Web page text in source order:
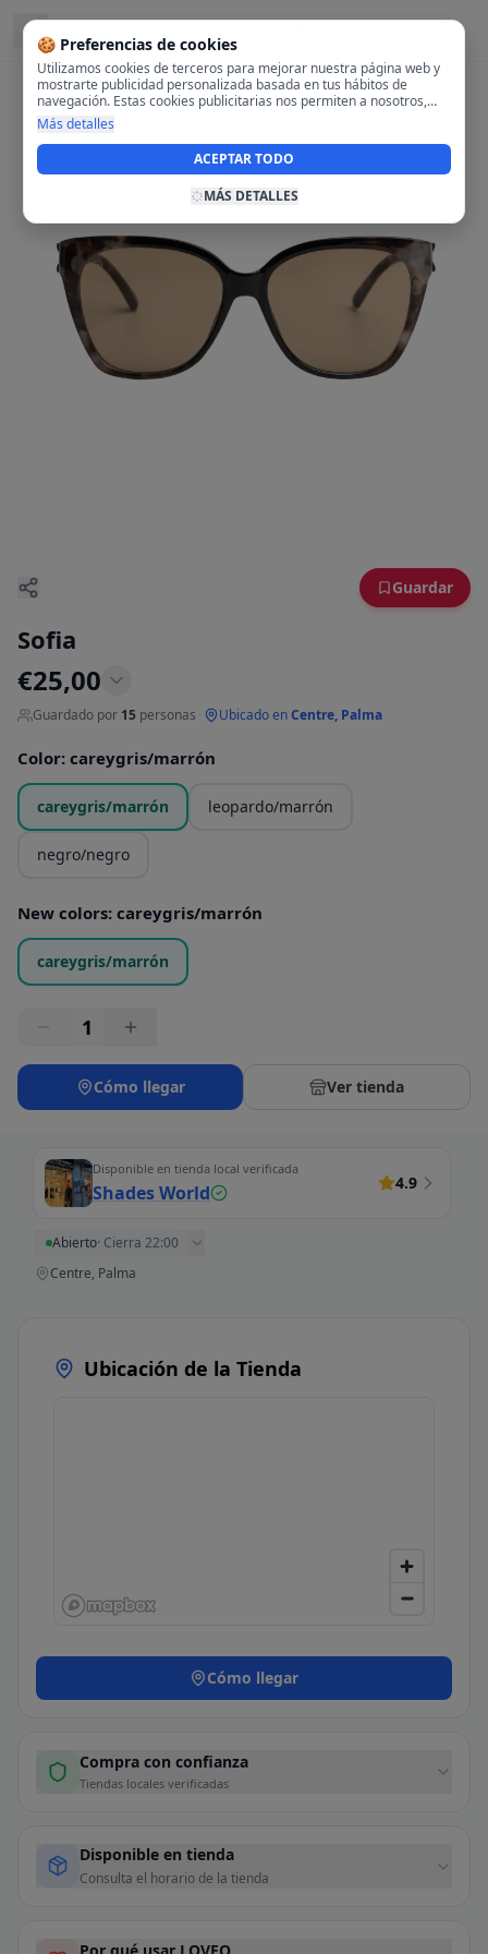
🍪 Preferencias de cookies
Utilizamos cookies de terceros para mejorar nuestra página web y
mostrarte publicidad personalizada basada en tus hábitos de
navegación. Estas cookies publicitarias nos permiten a nosotros,
analizar tu navegación en nuestra página y en internet para
mostrarte anuncios relevantes para ti. Al activarlas, aceptas el uso
de cookies para fines publicitarios y la recopilación y tratamiento de
tus datos de navegación, incluyendo la posible compartición de
Más detalles
ACEPTAR TODO
MÁS DETALLES
Guardar
Sofia
€25,00
Guardado por 15 personas Ubicado enCentre, Palma
Color: careygris/marrón
careygris/marrón leopardo/marrón
negro/negro
New colors: careygris/marrón
careygris/marrón
1
Cómo llegar Ver tienda
Disponible en tienda local verificada
Shades World 4.9
Abierto· Cierra 22:00
Centre, Palma
Ubicación de la Tienda
Cómo llegar
Compra con confianza
Tiendas locales verificadas
Disponible en tienda
Consulta el horario de la tienda